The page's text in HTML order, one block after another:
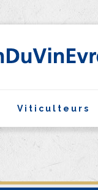
Viticulteurs